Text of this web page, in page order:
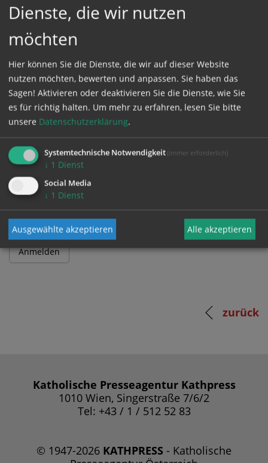
GESCHÜTZTER BEREICH
Bitte melden Sie sich mit Ihrem Benutzernamen
und Passwort an.
Benutzername
Passwort
zurück
Katholische Presseagentur Kathpress
1010 Wien, Singerstraße 7/6/2
Tel: +43 / 1 / 512 52 83
© 1947-2026 KATHPRESS - Katholische
Dienste, die wir nutzen
möchten
Hier können Sie die Dienste, die wir auf dieser Website
nutzen möchten, bewerten und anpassen. Sie haben das
Sagen! Aktivieren oder deaktivieren Sie die Dienste, wie Sie
es für richtig halten. Um mehr zu erfahren, lesen Sie bitte
unsere Datenschutzerklärung.
Systemtechnische Notwendigkeit (immer erforderlich)
↓ 1 Dienst
Social Media
↓ 1 Dienst
Ausgewählte akzeptieren Alle akzeptieren